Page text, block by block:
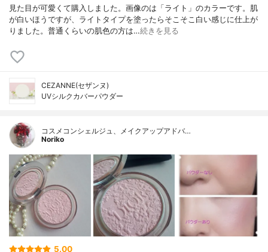
見た目が可愛くて購入しました。画像のは「ライト」のカラーです。肌
が白いほうですが、ライトタイプを塗ったらそこそこ白い感じに仕上が
りました。普通くらいの肌色の方は…続きを見る
CEZANNE(セザンヌ)
UVシルクカバーパウダー
コスメコンシェルジュ、メイクアップアドバ…
Noriko
5.00